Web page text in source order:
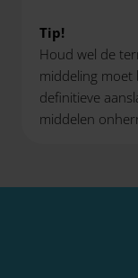
Tip!
Houd wel de
middeling moet
definitieve
middelen